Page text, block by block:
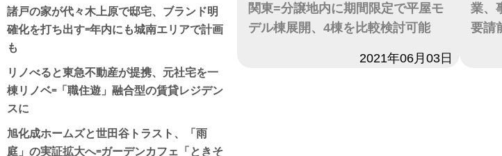
関東=分譲地内に期間限定で平屋モ
デル棟展開、4棟を比較検討可能
2021年06月03日
業、
要請
諸戸の家が代々木上原で邸宅、ブランド明
確化を打ち出す=年内にも城南エリアで計画
も
リノべると東急不動産が提携、元社宅を一
棟リノベ=「職住遊」融合型の賃貸レジデン
スに
旭化成ホームズと世田谷トラスト、「雨
庭」の実証拡大へ=ガーデンカフェ「ときそ